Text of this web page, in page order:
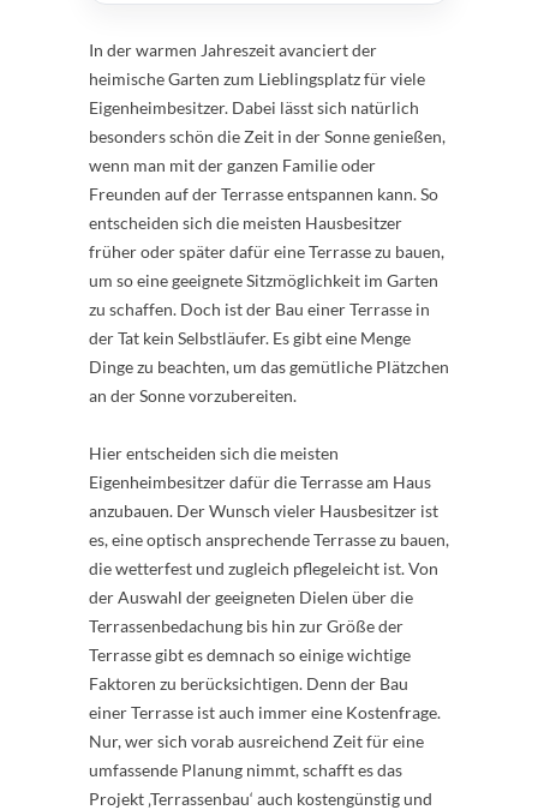
In der warmen Jahreszeit avanciert der
heimische Garten zum Lieblingsplatz für viele
Eigenheimbesitzer. Dabei lässt sich natürlich
besonders schön die Zeit in der Sonne genießen,
wenn man mit der ganzen Familie oder
Freunden auf der Terrasse entspannen kann. So
entscheiden sich die meisten Hausbesitzer
früher oder später dafür eine Terrasse zu bauen,
um so eine geeignete Sitzmöglichkeit im Garten
zu schaffen. Doch ist der Bau einer Terrasse in
der Tat kein Selbstläufer. Es gibt eine Menge
Dinge zu beachten, um das gemütliche Plätzchen
an der Sonne vorzubereiten.
Hier entscheiden sich die meisten
Eigenheimbesitzer dafür die Terrasse am Haus
anzubauen. Der Wunsch vieler Hausbesitzer ist
es, eine optisch ansprechende Terrasse zu bauen,
die wetterfest und zugleich pflegeleicht ist. Von
der Auswahl der geeigneten Dielen über die
Terrassenbedachung bis hin zur Größe der
Terrasse gibt es demnach so einige wichtige
Faktoren zu berücksichtigen. Denn der Bau
einer Terrasse ist auch immer eine Kostenfrage.
Nur, wer sich vorab ausreichend Zeit für eine
umfassende Planung nimmt, schafft es das
Projekt ‚Terrassenbau‘ auch kostengünstig und